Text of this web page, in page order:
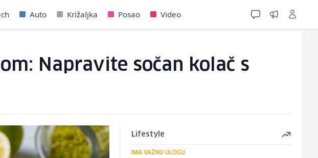
Auto Križaljka Posao Video
Napravite sočan kolač s
Lifestyle
IMA VAŽNU ULOGU